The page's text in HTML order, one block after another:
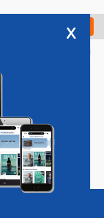
Check in
Vacatures
x